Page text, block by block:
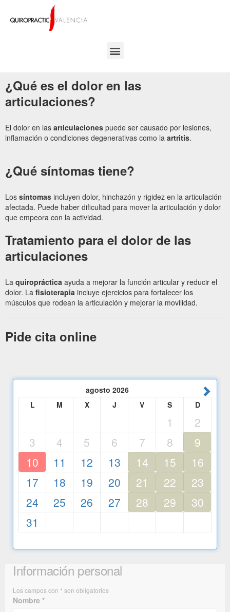
¿Qué es el dolor en las
articulaciones?
El dolor en las articulaciones puede ser causado por lesiones,
inflamación o condiciones degenerativas como la artritis.
¿Qué síntomas tiene?
Los síntomas incluyen dolor, hinchazón y rigidez en la articulación
afectada. Puede haber dificultad para mover la articulación y dolor
que empeora con la actividad.
Tratamiento para el dolor de las
articulaciones
La quiropráctica ayuda a mejorar la función articular y reducir el
dolor. La fisioterapia incluye ejercicios para fortalecer los
músculos que rodean la articulación y mejorar la movilidad.
Pide cita online
agosto 2026
L
M X J V S D
1
2
3
4 5 6 7 8
9
10
11 12 13 14 15
16
17
18 19 20 21 22
23
24
25 26 27 28 29
30
31
Información personal
Los campos con * son obligatorios
Nombre *